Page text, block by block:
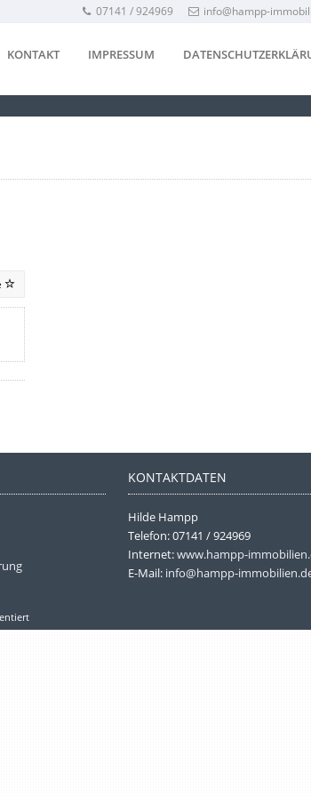
07141 / 924969 info@hampp-
KONTAKT IMPRESSUM
KONTAKTDATEN
Hilde Hampp
Telefon: 07141 / 924969
Internet:www.hampp-
E-Mail: info@hampp-